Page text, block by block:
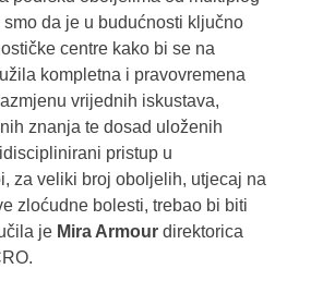
da je u budućnosti ključno
centre kako bi se na
kompletna i pravovremena
vrijednih iskustava,
znanja te dosad uloženih
pristup u
za veliki broj oboljelih, utjecaj na
zloćudne bolesti, trebao bi biti
je Mira Armour direktorica